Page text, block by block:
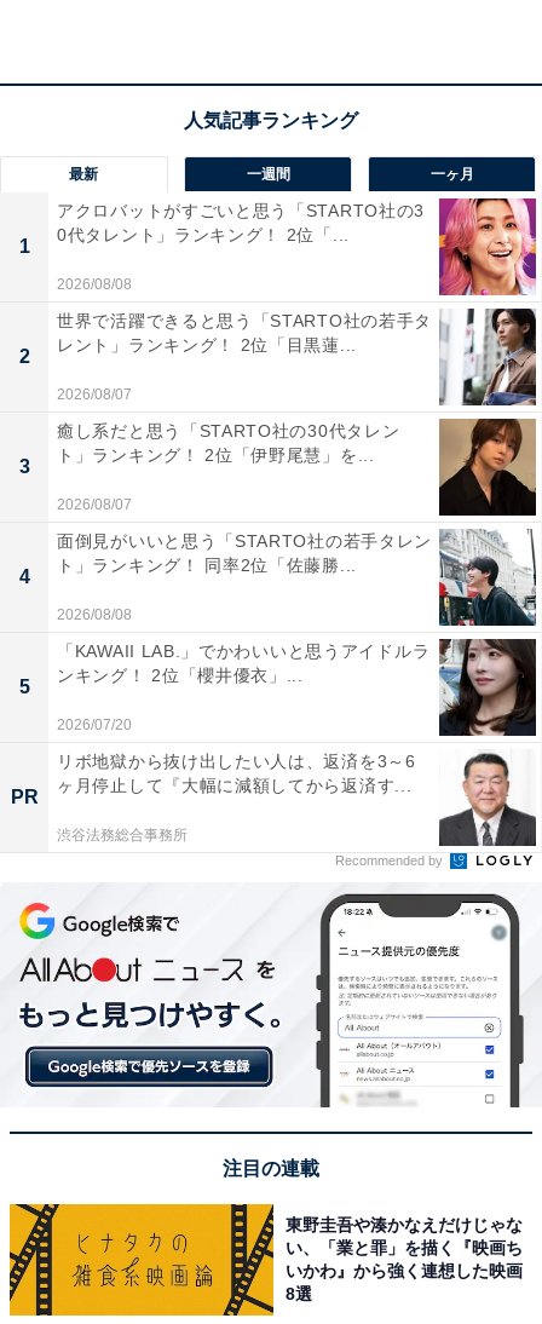
回答者コメント
「バラエティ番組で見せるコミカルで明るいキャラ
クターとは一転して、ドラマや舞台で見せるシリア
スで影のある演技のギャップが非常に素晴らしいか
「見る人を惹きつける演技をしている！少しミステ
リアスな役の方がとてもあっていてゾッとする」
（30代女性／愛知県）
「少し前の朝ドラのヒロインのお兄ちゃん役がとて
も良かったから」（50代女性／北海道）
1位：木村拓哉／126票
最新 一週間 一ヶ月
1
アクロバットがすごいと思う「STARTO社の3
0代タレント」ランキング！ 2位「...
2026/08/08
2
世界で活躍できると思う「STARTO社の若手タ
レント」ランキング！ 2位「目黒蓮...
2026/08/07
3
癒し系だと思う「STARTO社の30代タレン
ト」ランキング！ 2位「伊野尾慧」を...
2026/08/07
4
面倒見がいいと思う「STARTO社の若手タレン
ト」ランキング！ 同率2位「佐藤勝...
2026/08/08
5
「KAWAII LAB.」でかわいいと思うアイドルラ
ンキング！ 2位「櫻井優衣」...
2026/07/20
PR
リボ地獄から抜け出したい人は、返済を3～6
ヶ月停止して『大幅に減額してから返済す...
渋谷法務総合事務所
Recommended by
注目の連載
東野圭吾や湊かなえだけじゃな
い、「業と罪」を描く『映画ち
いかわ』から強く連想した映画
8選